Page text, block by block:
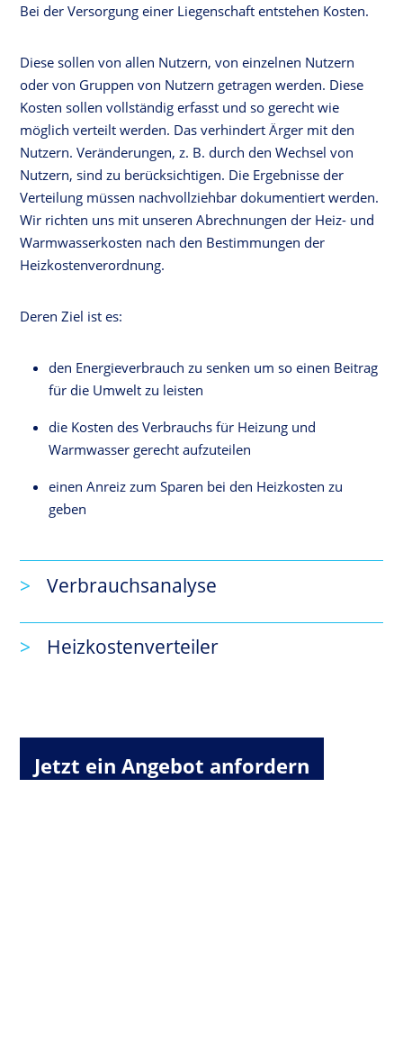
Bei der Versorgung einer Liegenschaft entstehen Kosten.
Diese sollen von allen Nutzern, von einzelnen Nutzern
oder von Gruppen von Nutzern getragen werden. Diese
Kosten sollen vollständig erfasst und so gerecht wie
möglich verteilt werden. Das verhindert Ärger mit den
Nutzern. Veränderungen, z. B. durch den Wechsel von
Nutzern, sind zu berücksichtigen. Die Ergebnisse der
Verteilung müssen nachvollziehbar dokumentiert werden.
Wir richten uns mit unseren Abrechnungen der Heiz- und
Warmwasserkosten nach den Bestimmungen der
Heizkostenverordnung.
Deren Ziel ist es:
den Energieverbrauch zu senken um so einen Beitrag
für die Umwelt zu leisten
die Kosten des Verbrauchs für Heizung und
Warmwasser gerecht aufzuteilen
einen Anreiz zum Sparen bei den Heizkosten zu
geben
Verbrauchsanalyse
Heizkostenverteiler
Jetzt ein Angebot anfordern